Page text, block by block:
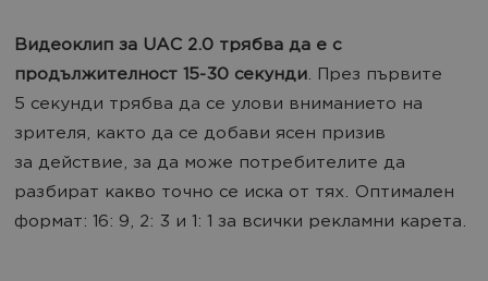
Видеоклип за UAC 2.0 трябва да е с
продължителност 15-30 секунди. През първите
5 секунди трябва да се улови вниманието на
зрителя, както да се добави ясен призив
за действие, за да може потребителите да
разбират какво точно се иска от тях. Оптимален
формат: 16: 9, 2: 3 и 1: 1 за всички рекламни карета.